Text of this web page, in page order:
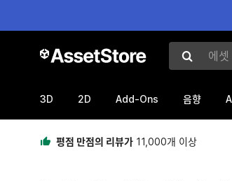
에셋 검색
3D 2D Add-Ons 음향
평점 만점의 리뷰가 11,000개 이상